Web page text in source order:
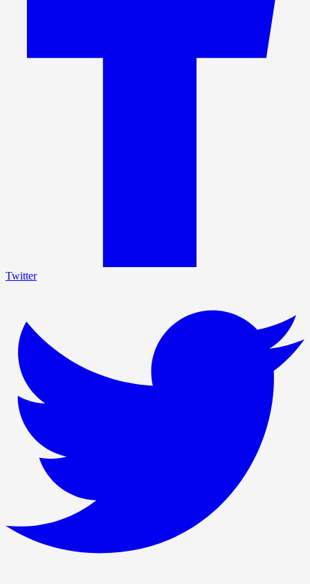
Twitter